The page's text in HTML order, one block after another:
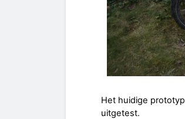
Het huidige
uitgetest.